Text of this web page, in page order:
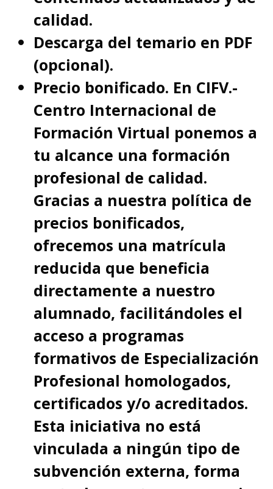
calidad.
Descarga del temario en PDF
(opcional).
Precio bonificado. En CIFV.-
Centro Internacional de
Formación Virtual ponemos a
tu alcance una formación
profesional de calidad.
Gracias a nuestra política de
precios bonificados,
ofrecemos una matrícula
reducida que beneficia
directamente a nuestro
alumnado, facilitándoles el
acceso a programas
formativos de Especialización
Profesional homologados,
certificados y/o acreditados.
Esta iniciativa no está
vinculada a ningún tipo de
subvención externa, forma